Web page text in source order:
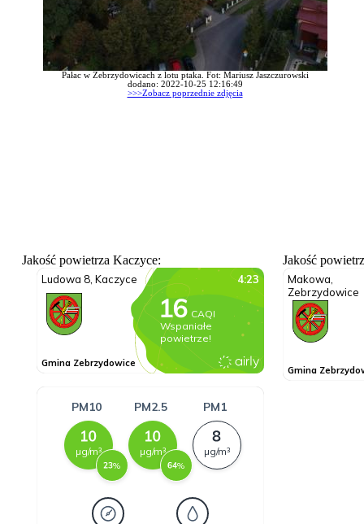
Pałac w Zebrzydowicach z lotu ptaka. Fot: Mariusz Jaszczurowski
dodano: 2022-10-25 12:16:49
>>>Zobacz poprzednie zdjęcia
Jakość powietrza Kaczyce: Jakość